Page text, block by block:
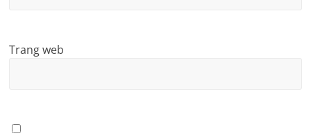
Trang web